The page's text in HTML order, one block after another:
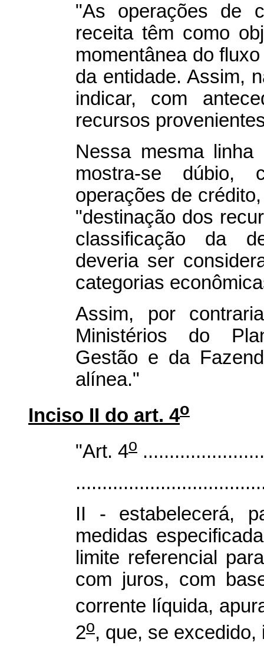
"As operações de
receita têm como
momentânea do
da entidade. Assim,
indicar, com
recursos
Nessa mesma
mostra-se dúbio,
operações de
"destinação dos
classificação da
deveria ser
categorias
Assim, por
Ministérios do
Gestão e da
alínea."
Inciso II do art. 4o
"Art. 4o
II - estabelecerá,
medidas
limite referencial
com juros, com
corrente líquida,
2o, que, se excedido,